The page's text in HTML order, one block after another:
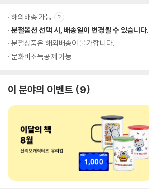
해외배송 가능
분철옵션 선택 시, 배송일이 변경될 수 있습니다.
분철상품은 해외배송이 불가합니다.
문화비소득공제 가능
이 분야의 이벤트 9